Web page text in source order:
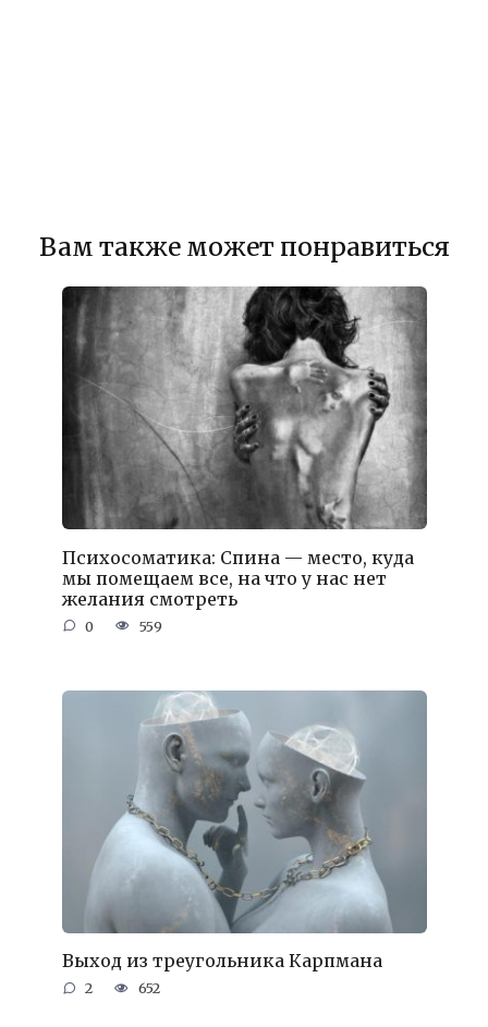
Вам также может понравиться
Психосоматика: Спина — место, куда
мы помещаем все, на что у нас нет
желания смотреть
0 559
Выход из треугольника Карпмана
2 652